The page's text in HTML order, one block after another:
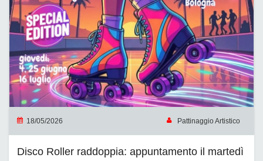
18/05/2026 Pattinaggio Artistico
Disco Roller raddoppia: appuntamento il martedì